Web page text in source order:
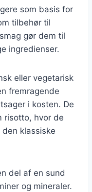
som basis for
tilbehør til
gør dem til
ingredienser.
eller vegetarisk
fremragende
i kosten. De
risotto, hvor de
klassiske
del af en sund
og mineraler.